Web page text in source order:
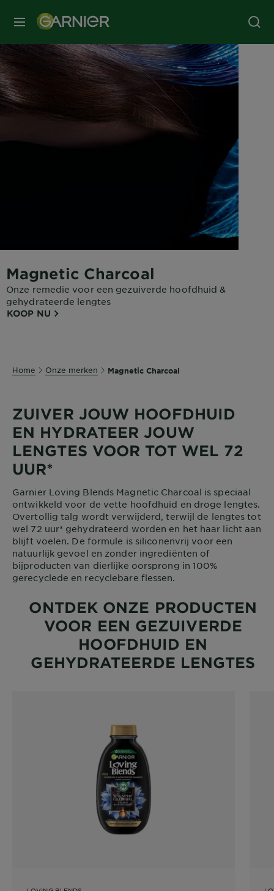
MENU
Magnetic Charcoal
Onze remedie voor een gezuiverde hoofdhuid &
gehydrateerde lengtes
KOOP NU
Home Onze merken Magnetic Charcoal
ZUIVER JOUW HOOFDHUID
EN HYDRATEER JOUW
LENGTES VOOR TOT WEL 72
UUR*
Garnier Loving Blends Magnetic Charcoal is speciaal
ontwikkeld voor de vette hoofdhuid en droge lengtes.
Overtollig talg wordt verwijderd, terwijl de lengtes tot
wel 72 uur* gehydrateerd worden en het haar licht aan
blijft voelen. De formule is siliconenvrij voor een
natuurlijk gevoel en zonder ingrediënten of
bijproducten van dierlijke oorsprong in 100%
gerecyclede en recyclebare flessen.
ONTDEK ONZE PRODUCTEN
VOOR EEN GEZUIVERDE
HOOFDHUID EN
GEHYDRATEERDE LENGTES